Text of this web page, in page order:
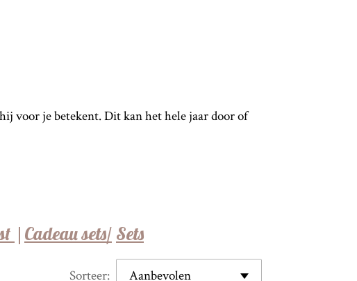
voor je betekent. Dit kan het hele jaar door of
| Cadeau sets/ Sets
Sorteer: